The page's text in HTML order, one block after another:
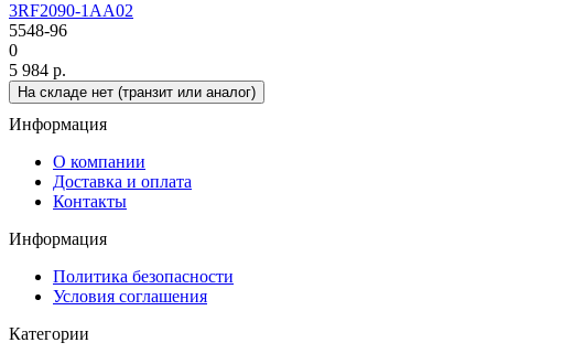
3RF2090-1AA02
5548-96
0
5 984 р.
На складе нет (транзит или аналог)
Информация
О компании
Доставка и оплата
Контакты
Информация
Политика безопасности
Условия соглашения
Категории